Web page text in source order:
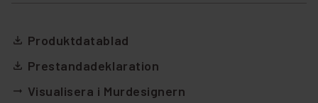
file_download Produktdatablad
file_download Prestandadeklaration
arrow_right_alt Visualisera i Murdesignern